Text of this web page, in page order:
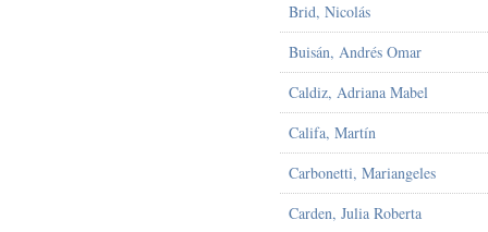
Brid, Nicolás
Buisán, Andrés Omar
Caldiz, Adriana Mabel
Califa, Martín
Carbonetti, Mariangeles
Carden, Julia Roberta